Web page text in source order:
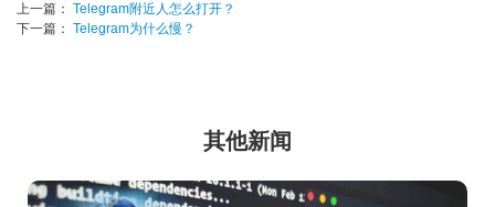
上一篇： Telegram附近人怎么打开？
下一篇： Telegram为什么慢？
其他新闻